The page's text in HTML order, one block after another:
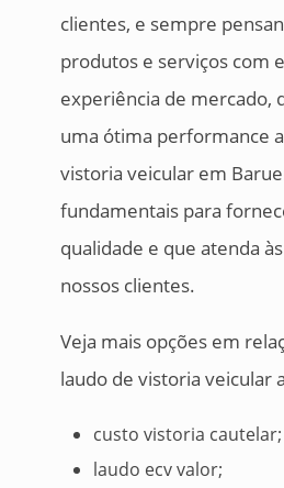
clientes, e sempre
produtos e serviços com
experiência de mercado,
uma ótima performance
vistoria veicular em
fundamentais para
qualidade e que atenda
nossos clientes.
Veja mais opções em
laudo de vistoria veicular
custo vistoria cautelar;
laudo ecv valor;